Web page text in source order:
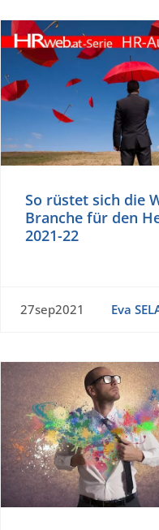
So rüstet sich die
Branche für den
2021-22
27sep2021 Eva